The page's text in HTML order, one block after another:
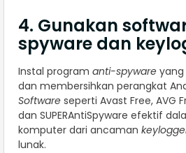
4. Gunakan
spyware dan
Instal program anti-spyware
dan membersihkan perangkat
Software seperti Avast Free, AVG
dan SUPERAntiSpyware efektif
komputer dari ancaman
lunak.